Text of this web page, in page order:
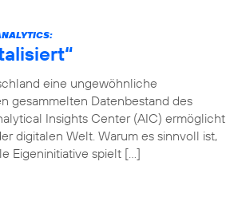
eine ungewöhnliche
gesammelten Datenbestand des
Insights Center (AIC) ermöglicht
digitalen Welt. Warum es sinnvoll ist,
Eigeninitiative spielt […]